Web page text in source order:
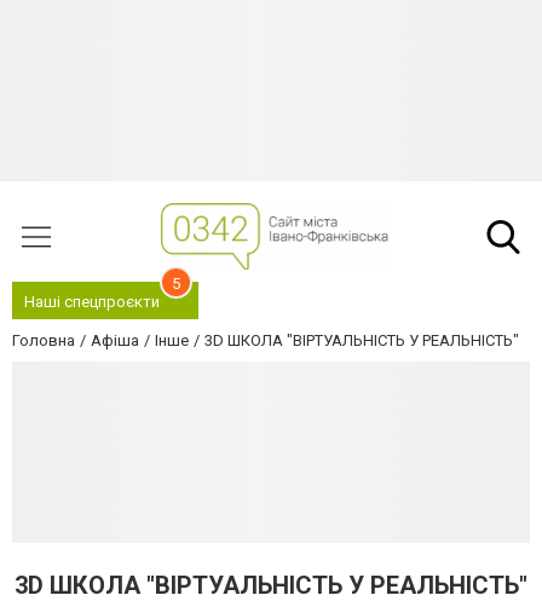
Наші спецпроєкти
5
Головна Афіша Інше 3D ШКОЛА "ВІРТУАЛЬНІСТЬ У РЕАЛЬНІСТЬ"
3D ШКОЛА "ВІРТУАЛЬНІСТЬ У РЕАЛЬНІСТЬ"